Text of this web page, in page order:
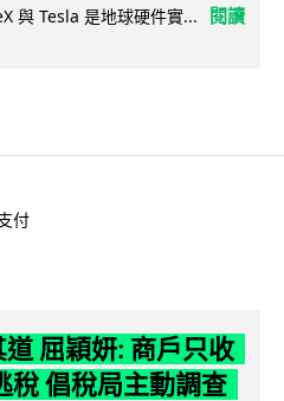
與 Tesla 是地球硬件實...
閱讀
付
屈穎妍: 商戶只收
稅 倡稅局主動調查